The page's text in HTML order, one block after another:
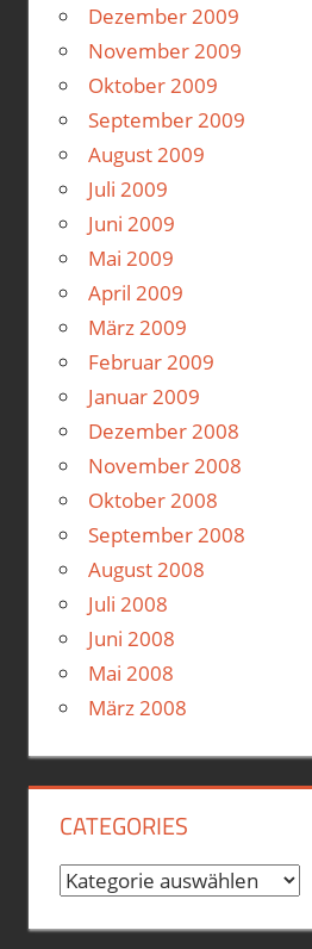
Dezember 2009
November 2009
Oktober 2009
September 2009
August 2009
Juli 2009
Juni 2009
Mai 2009
April 2009
März 2009
Februar 2009
Januar 2009
Dezember 2008
November 2008
Oktober 2008
September 2008
August 2008
Juli 2008
Juni 2008
Mai 2008
März 2008
CATEGORIES
Categories